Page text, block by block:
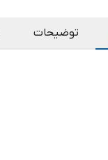
توضیحات